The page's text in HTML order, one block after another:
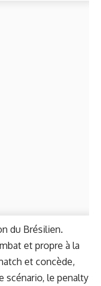
du Brésilien.
et propre à la
et concède,
scénario, le penalty